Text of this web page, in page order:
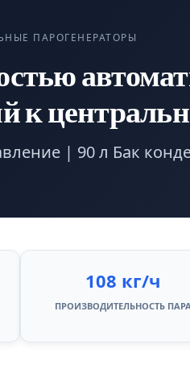
ПАРОГЕНЕРАТОРЫ
| 90 л Бак
108 кг/ч
ПРОИЗВОДИТЕЛЬНОСТЬ ПАРА